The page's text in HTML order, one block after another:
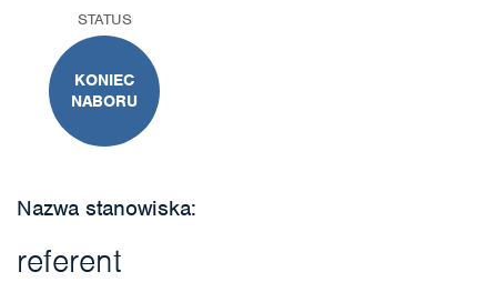
STATUS
KONIEC
NABORU
Nazwa stanowiska:
referent